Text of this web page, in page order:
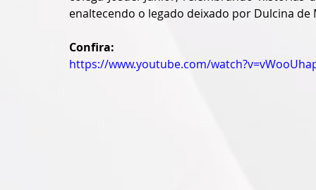
enaltecendo o legado deixado por Dulcina
Confira:
https://www.youtube.com/